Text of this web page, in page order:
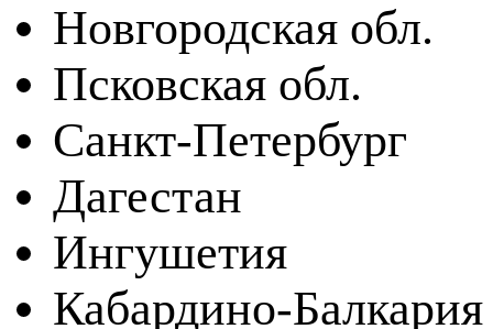
Новгородская обл.
Псковская обл.
Санкт-Петербург
Дагестан
Ингушетия
Кабардино-Балкария